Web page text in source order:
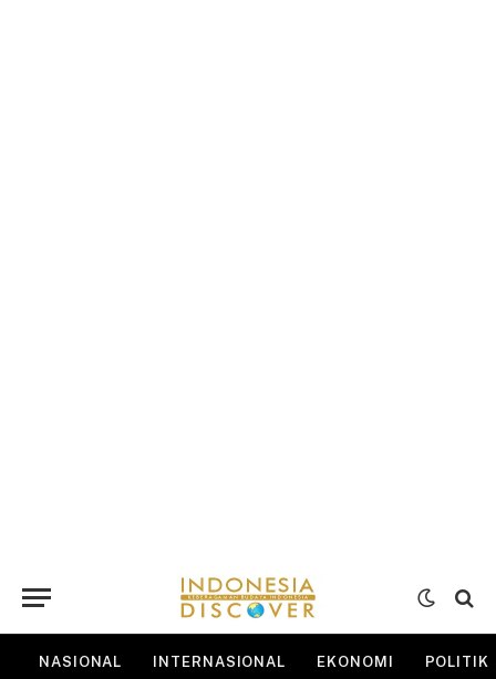
NASIONAL INTERNASIONAL EKONOMI POLITIK